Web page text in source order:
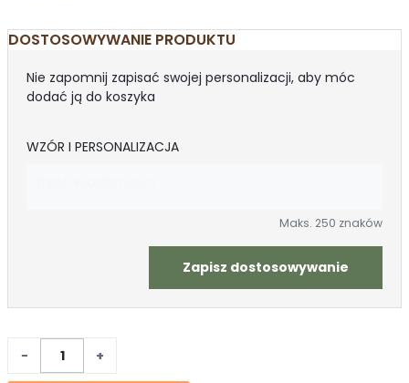
DOSTOSOWYWANIE PRODUKTU
Nie zapomnij zapisać swojej personalizacji, aby móc
dodać ją do koszyka
WZÓR I PERSONALIZACJA
Maks. 250 znaków
Zapisz dostosowywanie
− +